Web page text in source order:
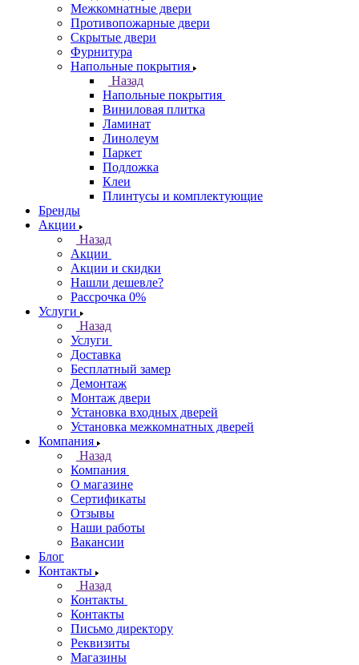
Межкомнатные двери
Противопожарные двери
Скрытые двери
Фурнитура
Напольные покрытия
Назад
Напольные покрытия
Виниловая плитка
Ламинат
Линолеум
Паркет
Подложка
Клеи
Плинтусы и комплектующие
Бренды
Акции
Назад
Акции
Акции и скидки
Нашли дешевле?
Рассрочка 0%
Услуги
Назад
Услуги
Доставка
Бесплатный замер
Демонтаж
Монтаж двери
Установка входных дверей
Установка межкомнатных дверей
Компания
Назад
Компания
О магазине
Сертификаты
Отзывы
Наши работы
Вакансии
Блог
Контакты
Назад
Контакты
Контакты
Письмо директору
Реквизиты
Магазины